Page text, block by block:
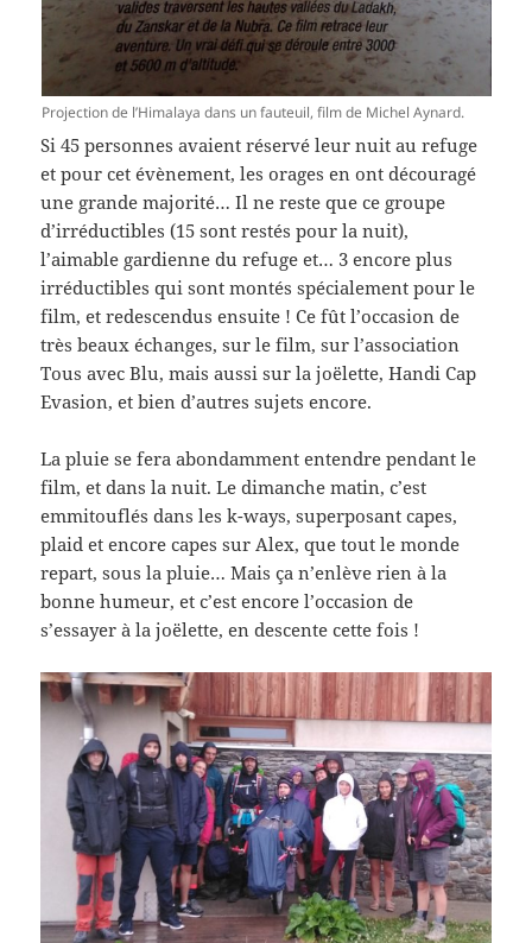
Projection de l’Himalaya dans un fauteuil, film de Michel Aynard.
Si 45 personnes avaient réservé leur nuit au refuge
et pour cet évènement, les orages en ont découragé
une grande majorité… Il ne reste que ce groupe
d’irréductibles (15 sont restés pour la nuit),
l’aimable gardienne du refuge et… 3 encore plus
irréductibles qui sont montés spécialement pour le
film, et redescendus ensuite ! Ce fût l’occasion de
très beaux échanges, sur le film, sur l’association
Tous avec Blu, mais aussi sur la joëlette, Handi Cap
Evasion, et bien d’autres sujets encore.
La pluie se fera abondamment entendre pendant le
film, et dans la nuit. Le dimanche matin, c’est
emmitouflés dans les k-ways, superposant capes,
plaid et encore capes sur Alex, que tout le monde
repart, sous la pluie… Mais ça n’enlève rien à la
bonne humeur, et c’est encore l’occasion de
s’essayer à la joëlette, en descente cette fois !